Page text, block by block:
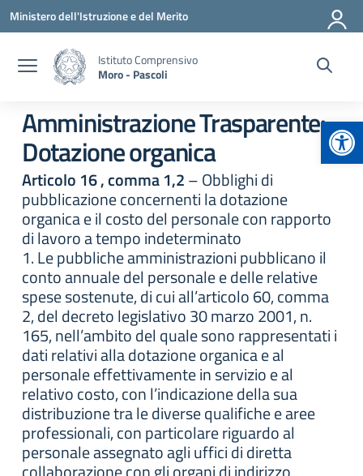
Vai ai contenuti
Vai al menu di navigazione
Vai al footer
Ministero dell'Istruzione e del Merito
Istituto Comprensivo
Moro - Pascoli
Amministrazione Trasparente:
Dotazione organica
Articolo 16 , comma 1,2– Obblighi di
pubblicazione concernenti la dotazione
organica e il costo del personale con rapporto
di lavoro a tempo indeterminato
1. Le pubbliche amministrazioni pubblicano il
conto annuale del personale e delle relative
spese sostenute, di cui all’articolo 60, comma
2, del decreto legislativo 30 marzo 2001, n.
165, nell’ambito del quale sono rappresentati i
dati relativi alla dotazione organica e al
personale effettivamente in servizio e al
relativo costo, con l’indicazione della sua
distribuzione tra le diverse qualifiche e aree
professionali, con particolare riguardo al
personale assegnato agli uffici di diretta